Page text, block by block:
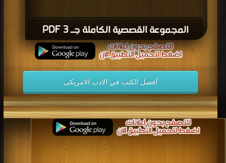
المجموعة القصصية الكاملة جـ 3 PDF
أفضل الكتب في الادب الامريكى